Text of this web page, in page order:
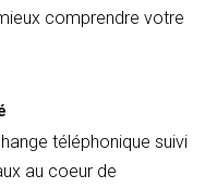
comprendre votre
téléphonique suivi
au coeur de